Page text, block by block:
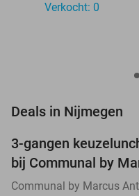
Verkocht: 0
Deals in Nijmegen
NEW
TODAY
3-gangen
bij Communal by
Communal by Marcus